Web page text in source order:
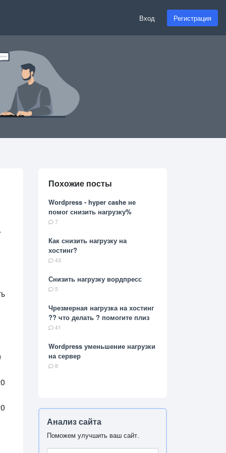
Вход Регистрация
Похожие посты
Wordpress - hyper cashe не
помог снизить нагрузку%
7
Как снизить нагрузку на
хостинг?
43
Снизить нагрузку вордпресс
5
Чрезмерная нагрузка на хостинг
?? что делать ? помогите плиз
41
Wordpress уменьшение нагрузки
на сервер
8
Анализ сайта
Поможем улучшить ваш сайт.